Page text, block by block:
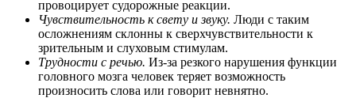
провоцирует судорожные реакции.
Чувствительность к свету и звуку. Люди с таким
осложнениям склонны к сверхчувствительности к
зрительным и слуховым стимулам.
Трудности с речью. Из-за резкого нарушения функции
головного мозга человек теряет возможность
произносить слова или говорит невнятно.